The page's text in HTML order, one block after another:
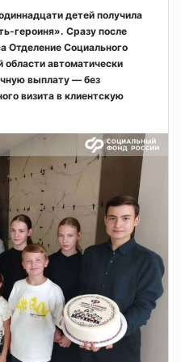
детей получила
героиня». Сразу после
Отделение Социального
автоматически
выплату — без
визита в клиентскую